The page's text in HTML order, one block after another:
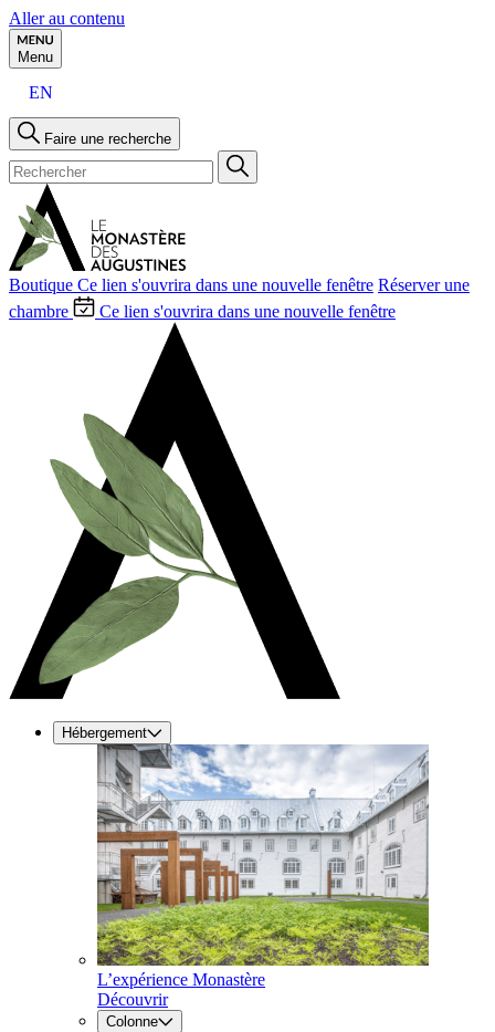
Aller au contenu
Menu
EN
Faire une recherche
Boutique Ce lien s'ouvrira dans une nouvelle fenêtre Réserver une
chambre
Ce lien s'ouvrira dans une nouvelle fenêtre
Hébergement
L’expérience Monastère
Découvrir
Colonne